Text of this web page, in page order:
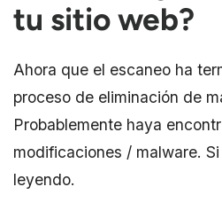
tu sitio web?
Ahora que el escaneo ha
proceso de eliminación de
Probablemente haya
modificaciones / malware.
leyendo.